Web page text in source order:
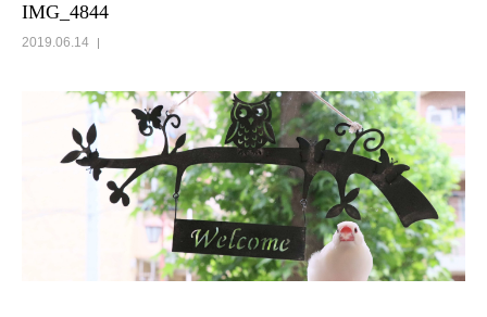
IMG_4844
2019.06.14
訪問マッサージ
ブログ